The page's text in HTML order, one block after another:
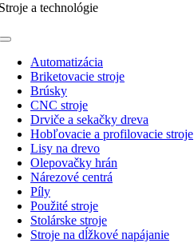
a technológie
Toggle
NavigationAutomatizácia
Briketovacie stroje
Brúsky
CNC stroje
Drviče a sekačky dreva
Hobľovacie a profilovacie stroje
Lisy na drevo
Olepovačky hrán
Nárezové centrá
Píly
Použité stroje
Stolárske stroje
Stroje na dĺžkové napájanie